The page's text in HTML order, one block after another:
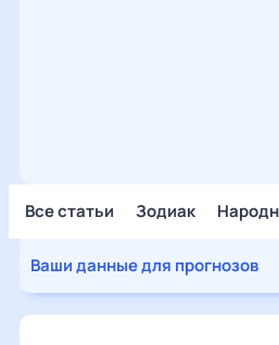
Все статьи Зодиак
Ваши данные для прогнозов